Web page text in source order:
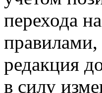
перехода
правилами,
редакция
в силу